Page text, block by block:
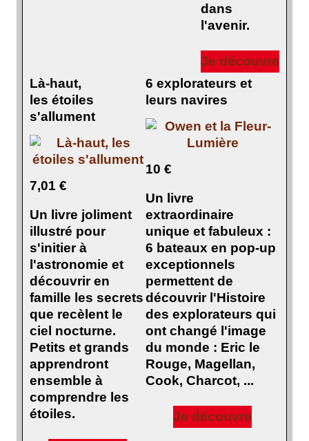
dans
l'avenir.
Je découvre
Là-haut,
les étoiles
s'allument
7,01 €
Un livre joliment
illustré pour
s'initier à
l'astronomie et
découvrir en
famille les secrets
que recèlent le
ciel nocturne.
Petits et grands
apprendront
ensemble à
comprendre les
étoiles.
6 explorateurs et
leurs navires
10 €
Un livre
extraordinaire
unique et fabuleux :
6 bateaux en pop-up
exceptionnels
permettent de
découvrir l'Histoire
des explorateurs qui
ont changé l'image
du monde : Eric le
Rouge, Magellan,
Cook, Charcot, ...
Je découvre